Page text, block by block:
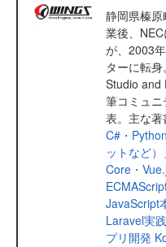
静岡県榛
業後、
が、2003
ターに転身。
Studio and
筆コミュニ
表。主な著
C#・
ットなど）
Core・
JavaScript
Laravel実
プリ開発